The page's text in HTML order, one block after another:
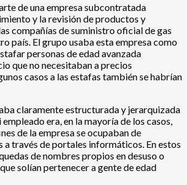
de una empresa subcontratada
y la revisión de productos y
compañías de suministro oficial de gas
país. El grupo usaba esta empresa como
personas de edad avanzada
que no necesitaban a precios
casos a las estafas también se habrían
claramente estructurada y jerarquizada
era, en la mayoría de los casos,
de la empresa se ocupaban de
a través de portales informáticos. En estos
de nombres propios en desuso o
solían pertenecer a gente de edad